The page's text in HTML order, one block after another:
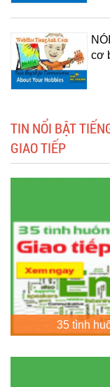
cơ
TIN NỔI BẬT
GIAO TIẾP
35 tình